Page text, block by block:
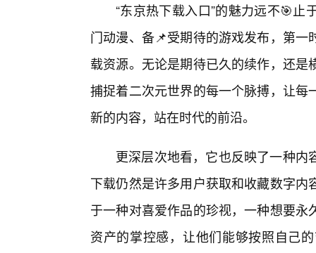
“东京热下载入口”的魅力远不🎯
门动漫、备📌受期待的游戏发布，第
载资源。无论是期待已久的续作，还
捕捉着二次元世界的每一个脉搏，让
新的内容，站在时代的前沿。
更深层次地看，它也反映了一种
下载仍然是许多用户获取和收藏数字
于一种对喜爱作品的珍视，一种想要
资产的掌控感，让他们能够按照自己